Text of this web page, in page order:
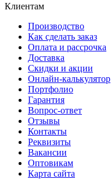
Клиентам
Производство
Как сделать заказ
Оплата и рассрочка
Доставка
Скидки и акции
Онлайн-калькулятор
Портфолио
Гарантия
Вопрос-ответ
Отзывы
Контакты
Реквизиты
Вакансии
Оптовикам
Карта сайта